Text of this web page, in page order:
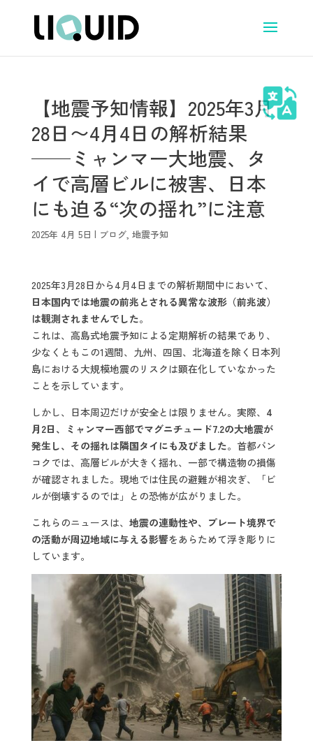
【地震予知情報】2025年3月
28日〜4月4日の解析結果
──ミャンマー大地震、タ
イで高層ビルに被害、日本
にも迫る“次の揺れ”に注意
2025年 4月 5日 | ブログ, 地震予知
2025年3月28日から4月4日までの解析期間中において、
日本国内では地震の前兆とされる異常な波形（前兆波）
は観測されませんでした。
これは、高島式地震予知による定期解析の結果であり、
少なくともこの1週間、九州、四国、北海道を除く日本列
島における大規模地震のリスクは顕在化していなかった
ことを示しています。
しかし、日本周辺だけが安全とは限りません。実際、 4
月2日、ミャンマー西部でマグニチュード7.2の大地震が
発生し、その揺れは隣国タイにも及びました。首都バン
コクでは、高層ビルが大きく揺れ、一部で構造物の損傷
が確認されました。現地では住民の避難が相次ぎ、「ビ
ルが倒壊するのでは」との恐怖が広がりました。
これらのニュースは、 地震の連動性や、プレート境界で
の活動が周辺地域に与える影響をあらためて浮き彫りに
しています。